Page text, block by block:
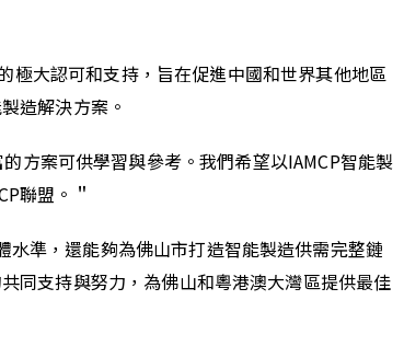
大認可和支持，旨在促進中國和世界其他地區
造解決方案。
方案可供學習與參考。我們希望以IAMCP智能製
聯盟。＂
準，還能夠為佛山市打造智能製造供需完整鏈
同支持與努力，為佛山和粵港澳大灣區提供最佳